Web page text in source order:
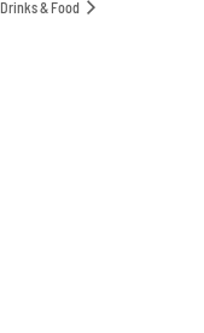
Drinks & Food